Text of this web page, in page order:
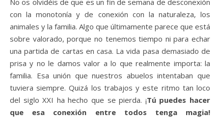
No os olvidéis de que es un fin de semana de desconexión
con la monotonía y de conexión con la naturaleza, los
animales y la familia. Algo que últimamente parece que está
sobre valorado, porque no tenemos tiempo ni para echar
una partida de cartas en casa. La vida pasa demasiado de
prisa y no le damos valor a lo que realmente importa: la
familia. Esa unión que nuestros abuelos intentaban que
tuviera siempre. Quizá los trabajos y este ritmo tan loco
del siglo XXI ha hecho que se pierda. ¡Tú puedes hacer
que esa conexión entre todos tenga magia!